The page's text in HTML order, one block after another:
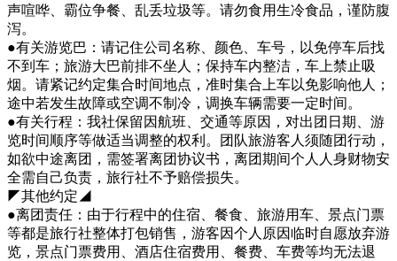
声喧哗、霸位争餐、乱丢垃圾等。请勿食用生冷食品，谨防腹
泻。
●有关游览巴：请记住公司名称、颜色、车号，以免停车后找
不到车；旅游大巴前排不坐人；保持车内整洁，车上禁止吸
烟。请紧记约定集合时间地点，准时集合上车以免影响他人；
途中若发生故障或空调不制冷，调换车辆需要一定时间。
●有关行程：我社保留因航班、交通等原因，对出团日期、游
览时间顺序等做适当调整的权利。团队旅游客人须随团行动，
如欲中途离团，需签署离团协议书，离团期间个人人身财物安
全需自己负责，旅行社不予赔偿损失。
◤其他约定◢
●离团责任：由于行程中的住宿、餐食、旅游用车、景点门票
等都是旅行社整体打包销售，游客因个人原因临时自愿放弃游
览，景点门票费用、酒店住宿费用、餐费、车费等均无法退